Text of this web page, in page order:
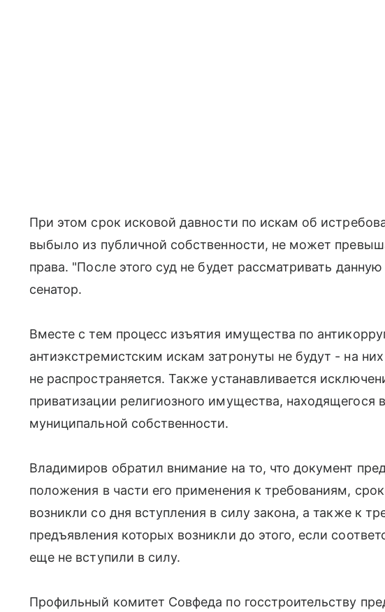
При этом срок исковой давности по искам об
выбыло из публичной собственности, не может
права. "После этого суд не будет рассматривать
сенатор.
Вместе с тем процесс изъятия имущества по
антиэкстремистским искам затронуты не будут - на
не распространяется. Также устанавливается
приватизации религиозного имущества, находящегося
муниципальной собственности.
Владимиров обратил внимание на то, что документ
положения в части его применения к требованиям,
возникли со дня вступления в силу закона, а также к
предъявления которых возникли до этого, если
еще не вступили в силу.
Профильный комитет Совфеда по госстроительству